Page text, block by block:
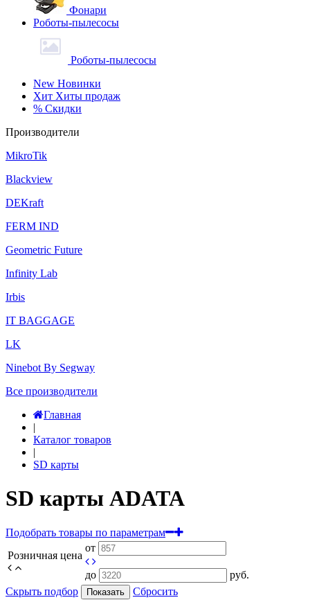
Фонари
Роботы-пылесосы
Роботы-пылесосы
New Новинки
Хит Хиты продаж
% Скидки
Производители
MikroTik
Blackview
DEKraft
FERM IND
Geometric Future
Infinity Lab
Irbis
IT BAGGAGE
LK
Ninebot By Segway
Все производители
Главная
|
Каталог товаров
|
SD карты
SD карты ADATA
Подобрать товары по параметрам
Розничная цена
от
до
руб.
Скрыть подбор
Показать
Сбросить